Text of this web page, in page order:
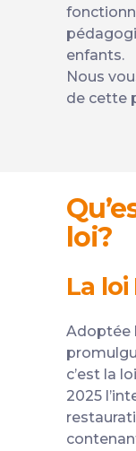
enfants.
Nous
de cette
loi?
La loi
Adoptée
c’est la
2025